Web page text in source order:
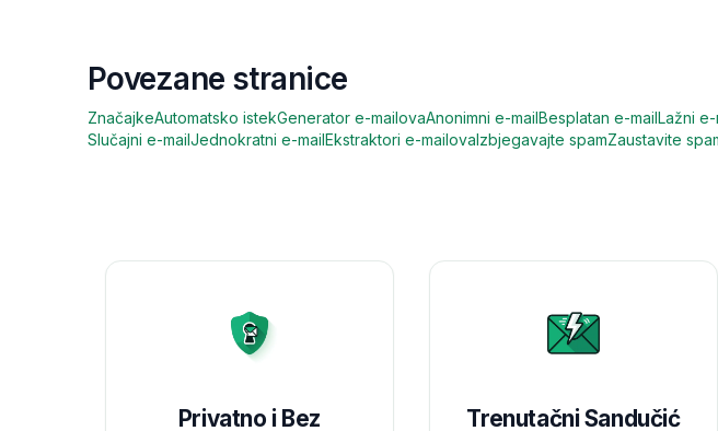
Povezane stranice
ZnačajkeAutomatsko istekGenerator e-mailovaAnonimni e-mailBesplatan e-mailLažni e-
Slučajni e-mailJednokratni e-mailEkstraktori e-mailovaIzbjegavajte spamZaustavite
Privatno i Bez Trenutačni Sandučić